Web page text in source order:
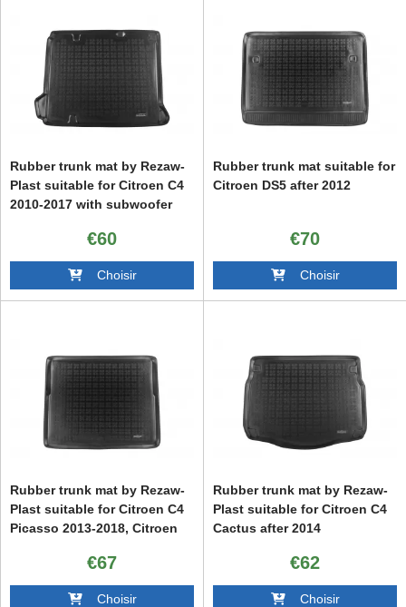
Rubber trunk mat by Rezaw-
Plast suitable for Citroen C4
2010-2017 with subwoofer
€60
Choisir
Rubber trunk mat suitable for
Citroen DS5 after 2012
€70
Choisir
Rubber trunk mat by Rezaw-
Plast suitable for Citroen C4
Picasso 2013-2018, Citroen
with small spare wheel
€67
Choisir
Rubber trunk mat by Rezaw-
Plast suitable for Citroen C4
Cactus after 2014
€62
Choisir